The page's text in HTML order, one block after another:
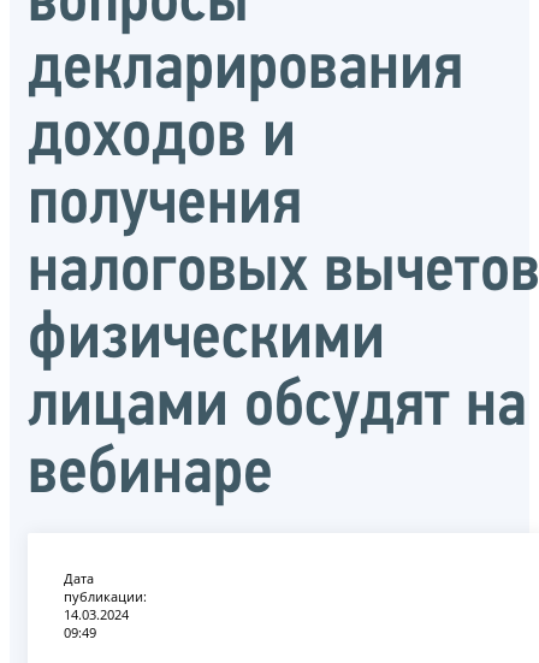
декларирования
доходов и
получения
налоговых вычетов
физическими
лицами обсудят на
вебинаре
Дата
публикации:
14.03.2024
09:49